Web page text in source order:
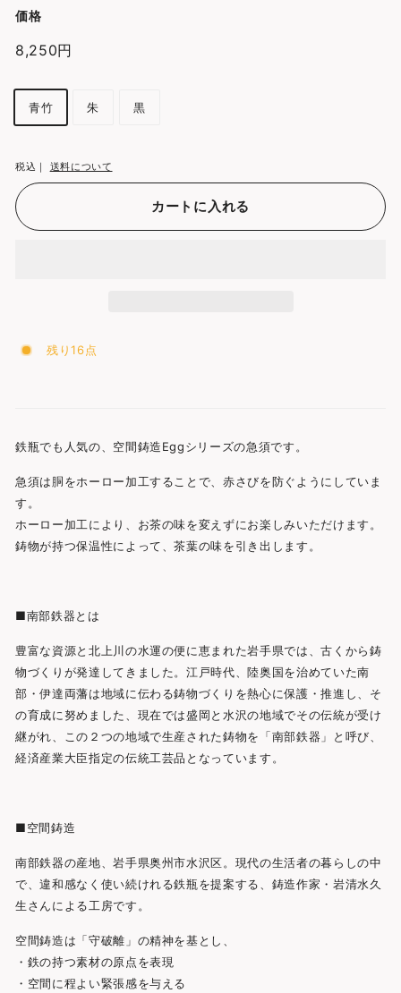
価格
通
価
8,250円
ラ
青竹 朱 黒
税込｜ 送料について
カートに入れる
残り16点
鉄瓶でも人気の、空間鋳造Eggシリーズの急須です。
急須は胴をホーロー加工することで、赤さびを防ぐようにしていま
す。
ホーロー加工により、お茶の味を変えずにお楽しみいただけます。
鋳物が持つ保温性によって、茶葉の味を引き出します。
■南部鉄器とは
豊富な資源と北上川の水運の便に恵まれた岩手県では、古くから鋳
物づくりが発達してきました。江戸時代、陸奥国を治めていた南
部・伊達両藩は地域に伝わる鋳物づくりを熱心に保護・推進し、そ
の育成に努めました、現在では盛岡と水沢の地域でその伝統が受け
継がれ、この２つの地域で生産された鋳物を「南部鉄器」と呼び、
経済産業大臣指定の伝統工芸品となっています。
■空間鋳造
南部鉄器の産地、岩手県奥州市水沢区。現代の生活者の暮らしの中
で、違和感なく使い続けれる鉄瓶を提案する、鋳造作家・岩清水久
生さんによる工房です。
空間鋳造は「守破離」の精神を基とし、
・鉄の持つ素材の原点を表現
・空間に程よい緊張感を与える